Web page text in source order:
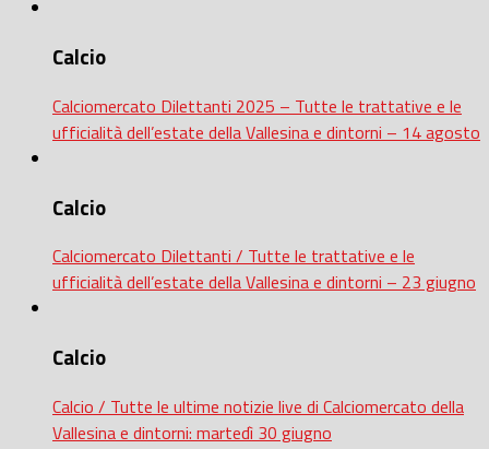
Calcio
Calciomercato Dilettanti 2025 – Tutte le trattative e le
ufficialità dell’estate della Vallesina e dintorni – 14 agosto
Calcio
Calciomercato Dilettanti / Tutte le trattative e le
ufficialità dell’estate della Vallesina e dintorni – 23 giugno
Calcio
Calcio / Tutte le ultime notizie live di Calciomercato della
Vallesina e dintorni: martedì 30 giugno